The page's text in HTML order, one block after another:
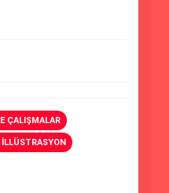
ÇALIŞMALAR
İLLÜSTRASYON